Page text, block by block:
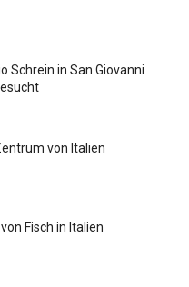
Schrein in San Giovanni
von Italien
Fisch in Italien